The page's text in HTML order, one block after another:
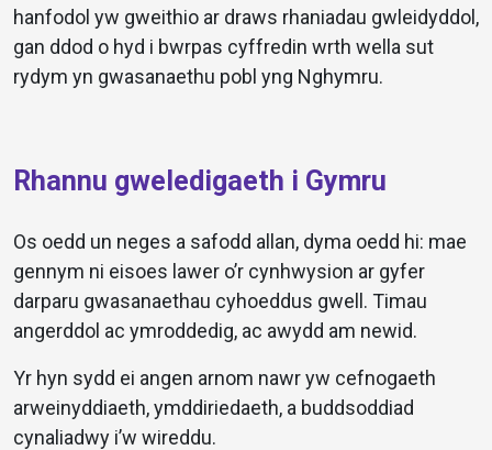
hanfodol yw gweithio ar draws rhaniadau gwleidyddol,
gan ddod o hyd i bwrpas cyffredin wrth wella sut
rydym yn gwasanaethu pobl yng Nghymru.
Rhannu gweledigaeth i Gymru
Os oedd un neges a safodd allan, dyma oedd hi: mae
gennym ni eisoes lawer o’r cynhwysion ar gyfer
darparu gwasanaethau cyhoeddus gwell. Timau
angerddol ac ymroddedig, ac awydd am newid.
Yr hyn sydd ei angen arnom nawr yw cefnogaeth
arweinyddiaeth, ymddiriedaeth, a buddsoddiad
cynaliadwy i’w wireddu.